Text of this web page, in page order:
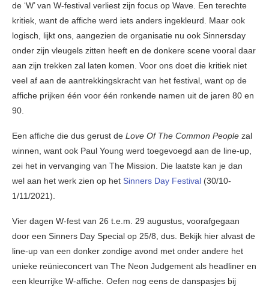
de ‘W’ van W-festival verliest zijn focus op Wave. Een terechte
kritiek, want de affiche werd iets anders ingekleurd. Maar ook
logisch, lijkt ons, aangezien de organisatie nu ook Sinnersday
onder zijn vleugels zitten heeft en de donkere scene vooral daar
aan zijn trekken zal laten komen. Voor ons doet die kritiek niet
veel af aan de aantrekkingskracht van het festival, want op de
affiche prijken één voor één ronkende namen uit de jaren 80 en
90.
Een affiche die dus gerust de Love Of The Common People zal
winnen, want ook Paul Young werd toegevoegd aan de line-up,
zei het in vervanging van The Mission. Die laatste kan je dan
wel aan het werk zien op het Sinners Day Festival (30/10-
1/11/2021).
Vier dagen W-fest van 26 t.e.m. 29 augustus, voorafgegaan
door een Sinners Day Special op 25/8, dus. Bekijk hier alvast de
line-up van een donker zondige avond met onder andere het
unieke reünieconcert van The Neon Judgement als headliner en
een kleurrijke W-affiche. Oefen nog eens de danspasjes bij